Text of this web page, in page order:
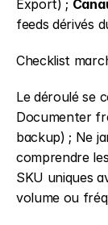
Export) ;
feeds dérivés
Checklist
Le déroulé se
Documenter
backup) ; Ne
comprendre
SKU uniques
volume ou